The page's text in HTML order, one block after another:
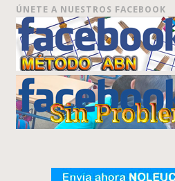
ÚNETE A NUESTROS FACEBOOK